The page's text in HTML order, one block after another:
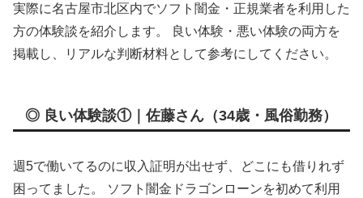
実際に名古屋市北区内でソフト闇金・正規業者を利用した
方の体験談を紹介します。 良い体験・悪い体験の両方を
掲載し、リアルな判断材料として参考にしてください。
◎ 良い体験談①｜佐藤さん（34歳・風俗勤務）
週5で働いてるのに収入証明が出せず、どこにも借りれず
困ってました。 ソフト闇金ドラゴンローンを初めて利用